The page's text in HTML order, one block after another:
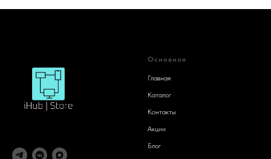
Основное
Главная
Каталог
Контакты
Акции
Блог